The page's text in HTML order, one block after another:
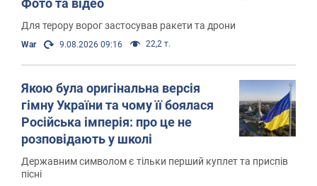
Для терору ворог застосував ракети та дрони
War 9.08.2026 09:16 22,2 т.
Якою була оригінальна версія
гімну України та чому її боялася
Російська імперія: про це не
розповідають у школі
Державним символом є тільки перший куплет та приспів
пісні